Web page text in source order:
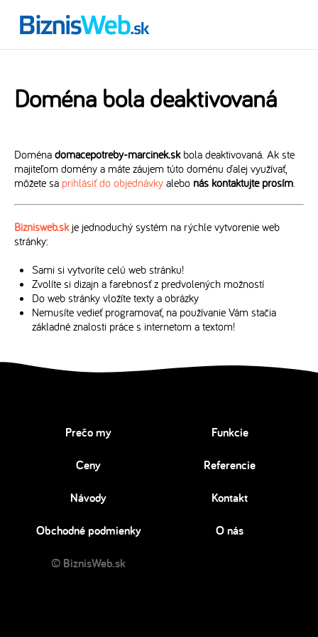
Doména bola deaktivovaná
Doména domacepotreby-marcinek.skbola deaktivovaná. Ak ste
majiteľom domény a máte záujem túto doménu ďalej využívať,
môžete sa prihlásiť do objednávky alebo nás kontaktujte prosím.
Biznisweb.skje jednoduchý systém na rýchle vytvorenie web
stránky:
Sami si vytvoríte celú web stránku!
Zvolíte si dizajn a farebnosť z predvolených možností
Do web stránky vložíte texty a obrázky
Nemusíte vedieť programovať, na používanie Vám stačia
základné znalosti práce s internetom a textom!
Prečo my Funkcie
Ceny Referencie
Návody Kontakt
Obchodné podmienky O nás
© BiznisWeb.sk